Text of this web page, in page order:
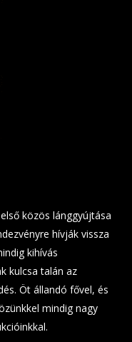
közös lánggyújtása
hívják vissza
kihívás
kulcsa talán az
Öt állandó fővel, és
mindig nagy